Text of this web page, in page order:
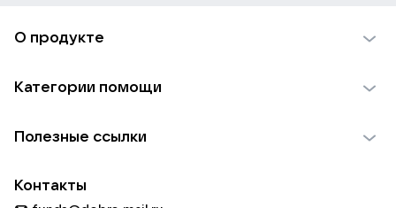
О продукте
Использование материалов
Для НКО
Категории помощи
Пожилым
Полезные ссылки
Контакты